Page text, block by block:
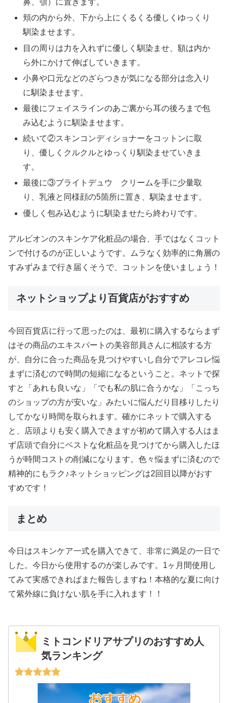
鼻、顎）に置きます。
頬の内から外、下から上にくるくる優しくゆっくり
馴染ませます。
目の周りは力を入れずに優しく馴染ませ、額は内か
ら外にかけて伸ばしていきます。
小鼻や口元などのざらつきが気になる部分は念入り
に馴染ませます。
最後にフェイスラインのあご裏から耳の後ろまで包
み込むように馴染ませます。
続いて②スキンコンディショナーをコットンに取
り、優しくクルクルとゆっくり馴染ませていきま
す。
最後に③ブライトデュウ クリームを手に少量取
り、乳液と同様顔の5箇所に置き、馴染ませます。
優しく包み込むように馴染ませたら終わりです。
アルビオンのスキンケア化粧品の場合、手ではなくコット
ンで付けるのが正しいようです。ムラなく効率的に角層の
すみずみまで行き届くそうで、コットンを使いましょう！
ネットショップより百貨店がおすすめ
今回百貨店に行って思ったのは、最初に購入するならまず
はその商品のエキスパートの美容部員さんに相談する方
が、自分に合った商品を見つけやすいし自分でアレコレ悩
まずに済むので時間の短縮になるということ。ネットで探
すと「あれも良いな」「でも私の肌に合うかな」「こっち
のショップの方が安いな」みたいに悩んだり目移りしたり
してかなり時間を取られます。確かにネットで購入する
と、店頭よりも安く購入できますが初めて購入する人はま
ず店頭で自分にベストな化粧品を見つけてから購入したほ
うが時間コストの削減になります。色々悩まずに済むので
精神的にもラク♪ネットショッピングは2回目以降がおす
すめです！
まとめ
今日はスキンケア一式を購入できて、非常に満足の一日で
した。今日から使用するのが楽しみです。1ヶ月間使用し
てみて実感できればまた報告しますね！本格的な夏に向け
て紫外線に負けない肌を手に入れます！！
ミトコンドリアサプリのおすすめ人
気ランキング